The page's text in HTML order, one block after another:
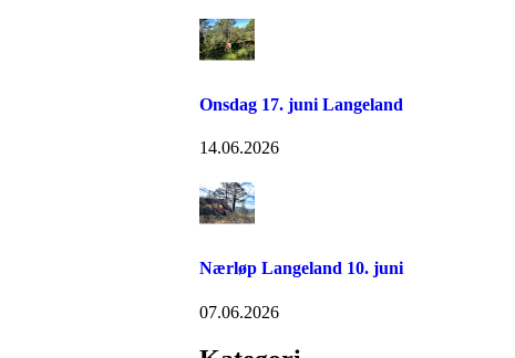
Onsdag 17. juni Langeland
14.06.2026
Nærløp Langeland 10. juni
07.06.2026